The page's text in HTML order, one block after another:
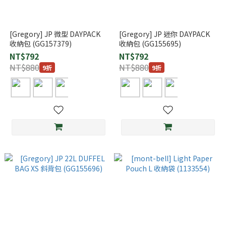
[Gregory] JP 微型 DAYPACK
收納包 (GG157379)
NT$792
NT$880 9折
[Gregory] JP 迷你 DAYPACK
收納包 (GG155695)
NT$792
NT$880 9折